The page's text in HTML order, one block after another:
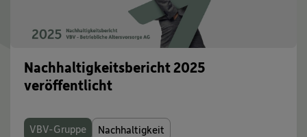
Nachhaltigkeitsbericht 2025
veröffentlicht
VBV-Gruppe Nachhaltigkeit